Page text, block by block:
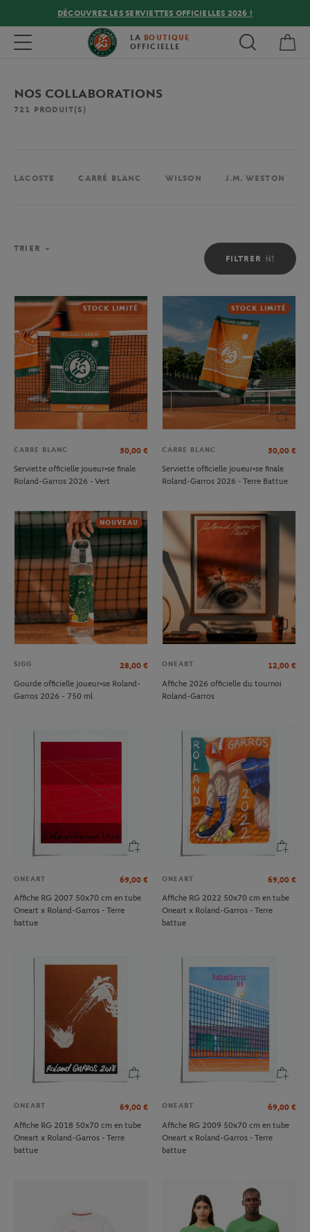
DÉCOUVREZ LES SERVIETTES OFFICIELLES 2026 !
Toggle navigation LA BOUTIQUE
OFFICIELLE
NOS COLLABORATIONS
721 PRODUIT(S)
LACOSTE CARRÉ BLANC WILSON J.M. WESTON
FILTRER
TRIER
STOCK LIMITÉ
CARRE BLANC 50,00 €
Serviette officielle joueur•se finale
Roland-Garros 2026 - Vert
STOCK LIMITÉ
CARRE BLANC 50,00 €
Serviette officielle joueur•se finale
Roland-Garros 2026 - Terre Battue
NOUVEAU
SIGG 28,00 €
Gourde officielle joueur•se Roland-
Garros 2026 - 750 ml
ONEART 12,00 €
Affiche 2026 officielle du tournoi
Roland-Garros
ONEART 69,00 €
Affiche RG 2007 50x70 cm en tube
Oneart x Roland-Garros - Terre
battue
ONEART 69,00 €
Affiche RG 2022 50x70 cm en tube
Oneart x Roland-Garros - Terre
battue
ONEART 69,00 €
Affiche RG 2018 50x70 cm en tube
Oneart x Roland-Garros - Terre
battue
ONEART 69,00 €
Affiche RG 2009 50x70 cm en tube
Oneart x Roland-Garros - Terre
battue